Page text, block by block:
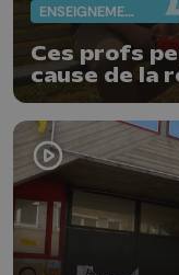
ENSEIGNEMENT
Ces profs
cause de la
bien plus